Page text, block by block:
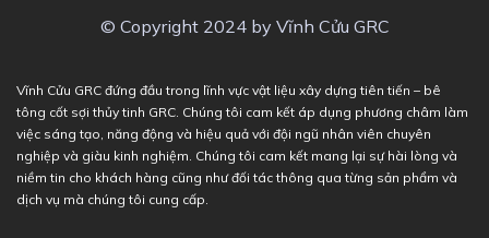
© Copyright 2024 by Vĩnh Cửu GRC
Vĩnh Cửu GRC đứng đầu trong lĩnh vực vật liệu xây dựng tiên tiến – bê
tông cốt sợi thủy tinh GRC. Chúng tôi cam kết áp dụng phương châm làm
việc sáng tạo, năng động và hiệu quả với đội ngũ nhân viên chuyên
nghiệp và giàu kinh nghiệm. Chúng tôi cam kết mang lại sự hài lòng và
niềm tin cho khách hàng cũng như đối tác thông qua từng sản phẩm và
dịch vụ mà chúng tôi cung cấp.